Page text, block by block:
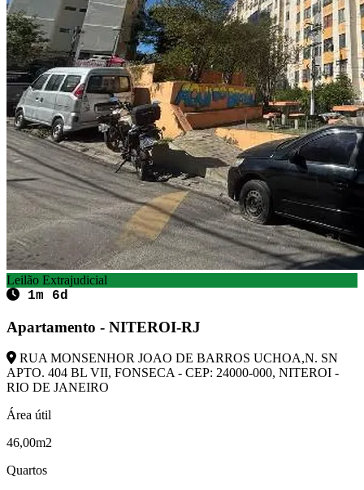
Leilão Extrajudicial
1m 6d
Apartamento - NITEROI-RJ
RUA MONSENHOR JOAO DE BARROS UCHOA,N. SN
APTO. 404 BL VII, FONSECA - CEP: 24000-000, NITEROI -
RIO DE JANEIRO
Área útil
46,00m2
Quartos